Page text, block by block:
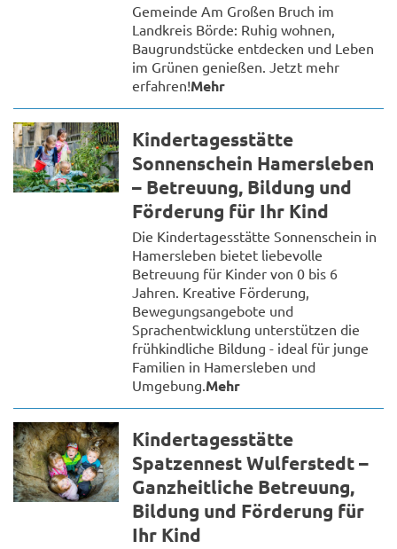
Gemeinde Am Großen Bruch im
Landkreis Börde: Ruhig wohnen,
Baugrundstücke entdecken und Leben
im Grünen genießen. Jetzt mehr
erfahren!Mehr
Kindertagesstätte
Sonnenschein Hamersleben
– Betreuung, Bildung und
Förderung für Ihr Kind
Die Kindertagesstätte Sonnenschein in
Hamersleben bietet liebevolle
Betreuung für Kinder von 0 bis 6
Jahren. Kreative Förderung,
Bewegungsangebote und
Sprachentwicklung unterstützen die
frühkindliche Bildung - ideal für junge
Familien in Hamersleben und
Umgebung. Mehr
Kindertagesstätte
Spatzennest Wulferstedt –
Ganzheitliche Betreuung,
Bildung und Förderung für
Ihr Kind